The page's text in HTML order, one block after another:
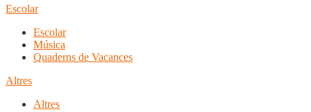
Escolar
Escolar
Música
Quaderns de Vacances
Altres
Altres